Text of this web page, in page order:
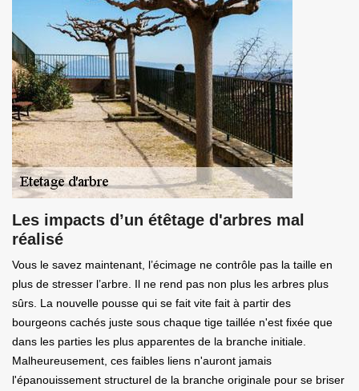
Les impacts d’un étêtage d'arbres mal
réalisé
Vous le savez maintenant, l’écimage ne contrôle pas la taille en
plus de stresser l’arbre. Il ne rend pas non plus les arbres plus
sûrs. La nouvelle pousse qui se fait vite fait à partir des
bourgeons cachés juste sous chaque tige taillée n'est fixée que
dans les parties les plus apparentes de la branche initiale.
Malheureusement, ces faibles liens n'auront jamais
l'épanouissement structurel de la branche originale pour se briser